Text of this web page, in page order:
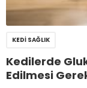
KEDI SAĞLIK
Kedilerde
Edilmesi